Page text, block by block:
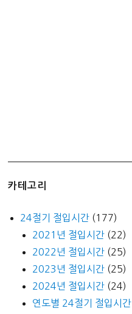
카테고리
24절기 절입시간 (177)
2021년 절입시간 (22)
2022년 절입시간 (25)
2023년 절입시간 (25)
2024년 절입시간 (24)
연도별 24절기 절입시간